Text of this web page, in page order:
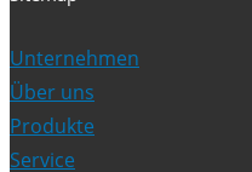
Unternehmen
Über uns
Produkte
Service